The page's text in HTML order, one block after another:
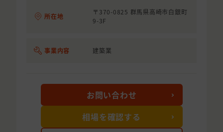
所在地
〒370-0825 群馬県高崎市白銀町
9-3F
事業内容 建築業
お問い合わせ
相場を確認する